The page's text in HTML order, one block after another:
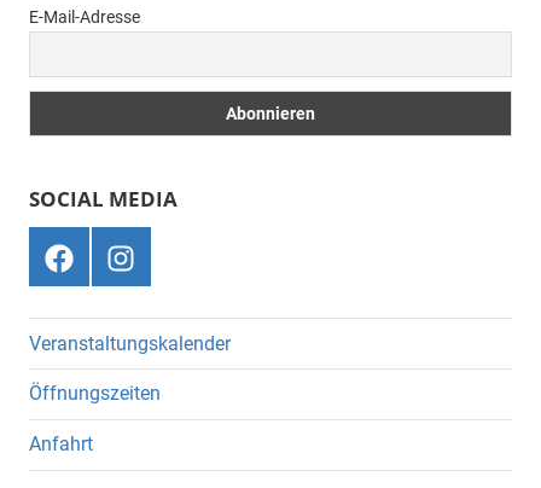
E-Mail-Adresse
SOCIAL MEDIA
MenüeintragMenüeintrag
Veranstaltungskalender
Öffnungszeiten
Anfahrt